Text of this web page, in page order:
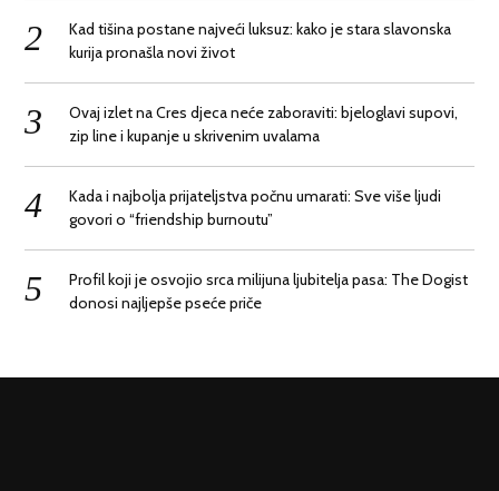
Kad tišina postane najveći luksuz: kako je stara slavonska
kurija pronašla novi život
Ovaj izlet na Cres djeca neće zaboraviti: bjeloglavi supovi,
zip line i kupanje u skrivenim uvalama
Kada i najbolja prijateljstva počnu umarati: Sve više ljudi
govori o “friendship burnoutu”
Profil koji je osvojio srca milijuna ljubitelja pasa: The Dogist
donosi najljepše pseće priče